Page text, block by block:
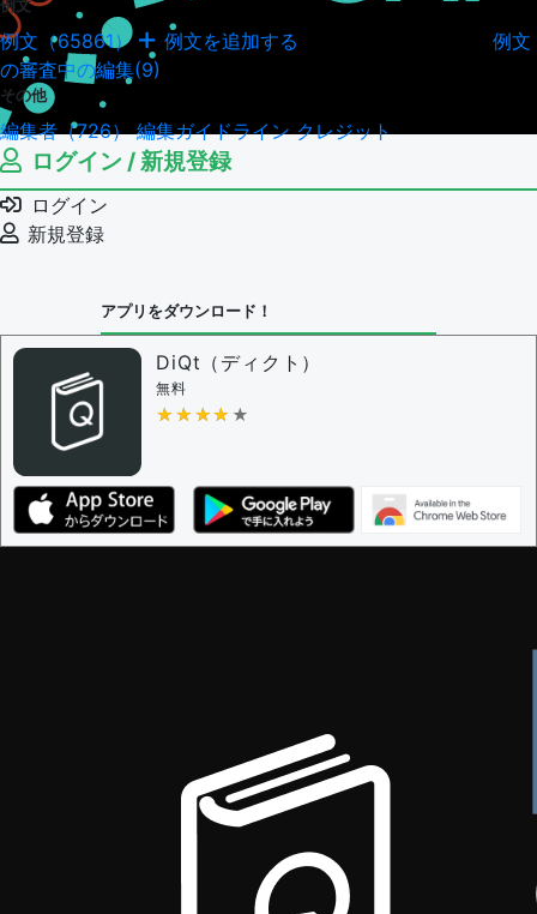
例文
例文（65861） 例文を追加する
例文
の審査中の編集(9)
その他
編集者（726）編集ガイドラインクレジット
ログイン / 新規登録
ログイン
新規登録
アプリをダウンロード！
DiQt（ディクト）
無料
★★★★★
★★★★★